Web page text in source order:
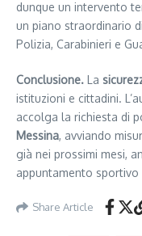
dunque un intervento
un piano straordinario
Polizia, Carabinieri e
Conclusione. La
istituzioni e cittadini.
accolga la richiesta di
Messina, avviando
già nei prossimi mesi,
appuntamento sportivo
Share Article